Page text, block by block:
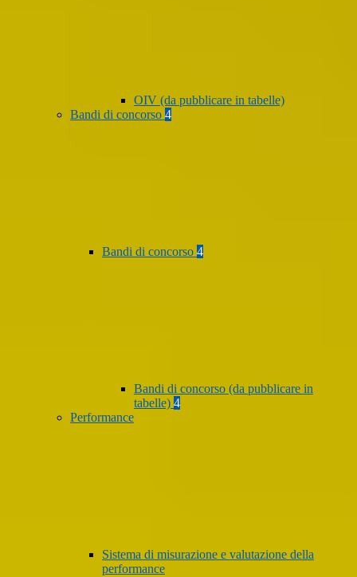
OIV (da pubblicare in tabelle)
Bandi di concorso 4
Bandi di concorso 4
Bandi di concorso (da pubblicare in
tabelle) 4
Performance
Sistema di misurazione e valutazione della
performance